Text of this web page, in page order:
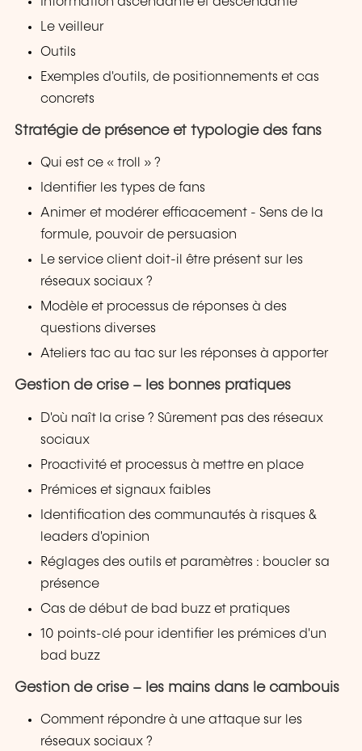
Le veilleur
Outils
Exemples d'outils, de positionnements et cas
concrets
Stratégie de présence et typologie des fans
Qui est ce « troll » ?
Identifier les types de fans
Animer et modérer efficacement - Sens de la
formule, pouvoir de persuasion
Le service client doit-il être présent sur les
réseaux sociaux ?
Modèle et processus de réponses à des
questions diverses
Ateliers tac au tac sur les réponses à apporter
Gestion de crise – les bonnes pratiques
D'où naît la crise ? Sûrement pas des réseaux
sociaux
Proactivité et processus à mettre en place
Prémices et signaux faibles
Identification des communautés à risques &
leaders d'opinion
Réglages des outils et paramètres : boucler sa
présence
Cas de début de bad buzz et pratiques
10 points-clé pour identifier les prémices d'un
bad buzz
Gestion de crise – les mains dans le cambouis
Comment répondre à une attaque sur les
réseaux sociaux ?